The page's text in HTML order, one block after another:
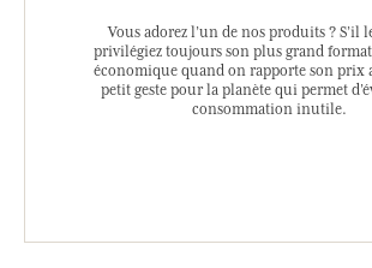
Vous adorez l’un de nos produits ? S’il
privilégiez toujours son plus grand
économique quand on rapporte son prix
petit geste pour la planète qui permet
consommation inutile.